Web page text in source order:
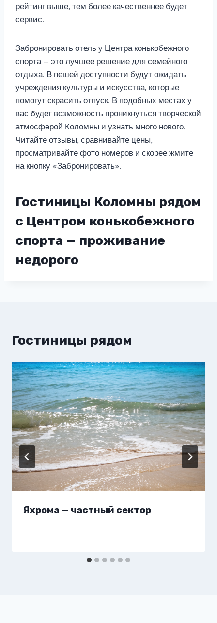
рейтинг выше, тем более качественнее будет
сервис.
Забронировать отель у Центра конькобежного
спорта — это лучшее решение для семейного
отдыха. В пешей доступности будут ожидать
учреждения культуры и искусства, которые
помогут скрасить отпуск. В подобных местах у
вас будет возможность проникнуться творческой
атмосферой Коломны и узнать много нового.
Читайте отзывы, сравнивайте цены,
просматривайте фото номеров и скорее жмите
на кнопку «Забронировать».
Гостиницы Коломны рядом
с Центром конькобежного
спорта — проживание
недорого
Гостиницы рядом
Яхрома — частный сектор